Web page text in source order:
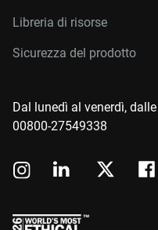
Libreria di risorse
Sicurezza del prodotto
Dal lunedì al venerdì,
00800-27549338